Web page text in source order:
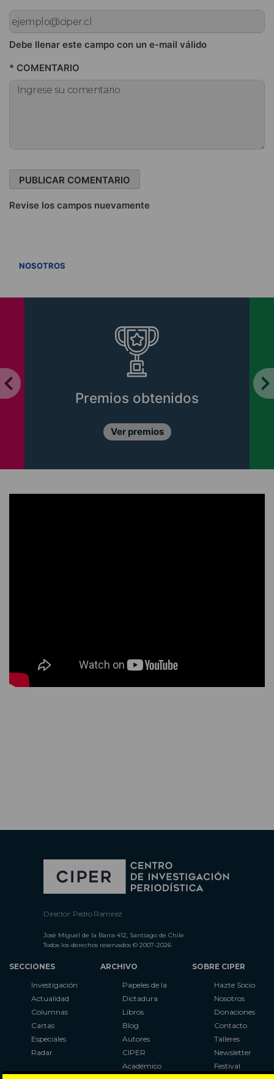
Debe llenar este campo con un e-mail válido
* COMENTARIO
Revise los campos nuevamente
NOSOTROS
Premios obtenidos
Ver premios
Director: Pedro Ramírez
José Miguel de la Barra 412, Santiago de Chile
Todos los derechos reservados © 2007-2026
SECCIONES
Investigación
Actualidad
Columnas
Cartas
Especiales
Radar
ARCHIVO
Papeles de la
Dictadura
Libros
Blog
Autores
CIPER
Académico
SOBRE CIPER
Hazte Socio
Nosotros
Donaciones
Contacto
Talleres
Newsletter
Festival